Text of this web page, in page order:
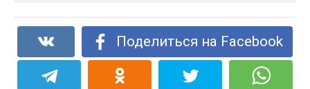
Поделиться на Facebook